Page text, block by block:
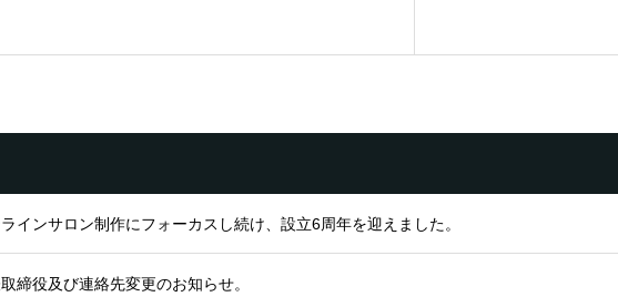
インサロン制作にフォーカスし続け、設立6周年を迎えました。
取締役及び連絡先変更のお知らせ。